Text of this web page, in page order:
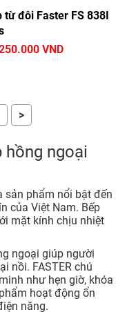
từ đôi Faster FS 838I
VND
>
ngoại
sản phẩm nổi bật đến
của Việt Nam. Bếp
mặt kính chịu nhiệt
ngoại giúp người
nồi. FASTER chú
như hẹn giờ, khóa
hoạt động ổn
năng.